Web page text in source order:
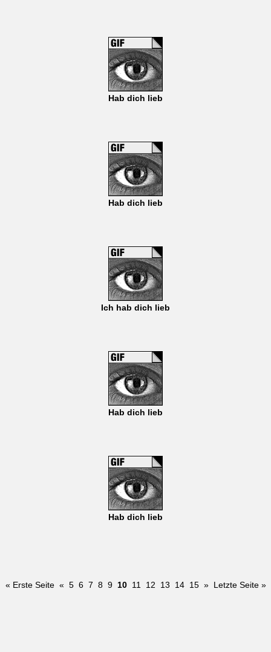
Hab dich lieb
Hab dich lieb
Ich hab dich lieb
Hab dich lieb
Hab dich lieb
« Erste Seite « 5 6 7 8 9 10 11 12 13 14 15 » Letzte Seite »